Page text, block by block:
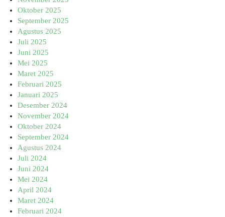
Oktober 2025
September 2025
Agustus 2025
Juli 2025
Juni 2025
Mei 2025
Maret 2025
Februari 2025
Januari 2025
Desember 2024
November 2024
Oktober 2024
September 2024
Agustus 2024
Juli 2024
Juni 2024
Mei 2024
April 2024
Maret 2024
Februari 2024